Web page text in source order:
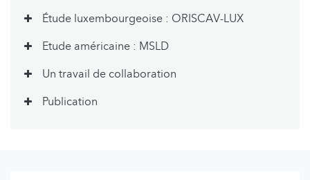
Étude luxembourgeoise : ORISCAV-LUX
Etude américaine : MSLD
Un travail de collaboration
Publication